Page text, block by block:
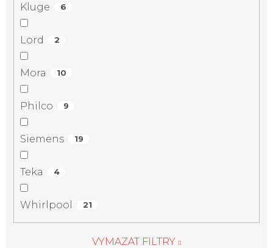
Kluge 6
Lord 2
Mora 10
Philco 9
Siemens 19
Teka 4
Whirlpool 21
VYMAZAT FILTRY